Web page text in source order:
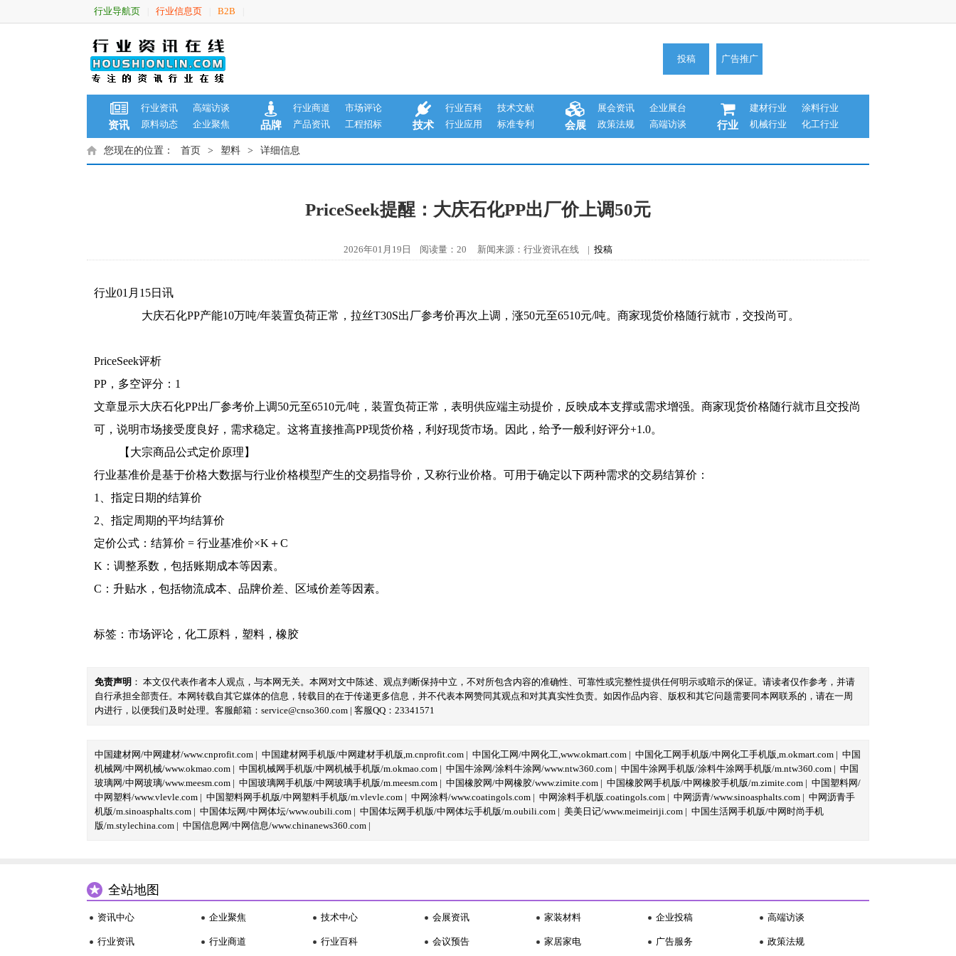
行业导航页 行业信息页 B2B
投稿 广告推广
资讯
行业资讯
高端访谈
原料动态
企业聚焦 品牌
行业商道
市场评论
产品资讯
工程招标 技术
行业百科
技术文献
行业应用
标准专利 会展
展会资讯
企业展台
政策法规
高端访谈 行业
建材行业
涂料行业
机械行业
化工行业
您现在的位置： 首页 > 塑料 > 详细信息
PriceSeek提醒：大庆石化PP出厂价上调50元
2026年01月19日 阅读量：20 新闻来源：行业资讯在线 | 投稿
行业01月15日讯
大庆石化PP产能10万吨/年装置负荷正常，拉丝T30S出厂参考价再次上调，涨50元至6510元/吨。商家现货价格随行就市，交投尚可。
PriceSeek评析
PP，多空评分：1
文章显示大庆石化PP出厂参考价上调50元至6510元/吨，装置负荷正常，表明供应端主动提价，反映成本支撑或需求增强。商家现货价格随行就市且交投尚
可，说明市场接受度良好，需求稳定。这将直接推高PP现货价格，利好现货市场。因此，给予一般利好评分+1.0。
【大宗商品公式定价原理】
行业基准价是基于价格大数据与行业价格模型产生的交易指导价，又称行业价格。可用于确定以下两种需求的交易结算价：
1、指定日期的结算价
2、指定周期的平均结算价
定价公式：结算价 = 行业基准价×K＋C
K：调整系数，包括账期成本等因素。
C：升贴水，包括物流成本、品牌价差、区域价差等因素。
标签： 市场评论 ， 化工原料 ， 塑料 ， 橡胶
免责声明 ： 本文仅代表作者本人观点，与本网无关。本网对文中陈述、观点判断保持中立，不对所包含内容的准确性、可靠性或完整性提供任何明示或暗示的保证。请读者仅作参考，并请
自行承担全部责任。本网转载自其它媒体的信息，转载目的在于传递更多信息，并不代表本网赞同其观点和对其真实性负责。如因作品内容、版权和其它问题需要同本网联系的，请在一周
内进行，以便我们及时处理。客服邮箱：service@cnso360.com | 客服QQ：23341571
中国建材网/中网建材/www.cnprofit.com | 中国建材网手机版/中网建材手机版,m.cnprofit.com | 中国化工网/中网化工,www.okmart.com | 中国化工网手机版/中网化工手机版,m.okmart.com | 中国
机械网/中网机械/www.okmao.com | 中国机械网手机版/中网机械手机版/m.okmao.com | 中国牛涂网/涂料牛涂网/www.ntw360.com | 中国牛涂网手机版/涂料牛涂网手机版/m.ntw360.com | 中国
玻璃网/中网玻璃/www.meesm.com | 中国玻璃网手机版/中网玻璃手机版/m.meesm.com | 中国橡胶网/中网橡胶/www.zimite.com | 中国橡胶网手机版/中网橡胶手机版/m.zimite.com | 中国塑料网/
中网塑料/www.vlevle.com | 中国塑料网手机版/中网塑料手机版/m.vlevle.com | 中网涂料/www.coatingols.com | 中网涂料手机版.coatingols.com | 中网沥青/www.sinoasphalts.com | 中网沥青手
机版/m.sinoasphalts.com | 中国体坛网/中网体坛/www.oubili.com | 中国体坛网手机版/中网体坛手机版/m.oubili.com | 美美日记/www.meimeiriji.com | 中国生活网手机版/中网时尚手机
版/m.stylechina.com | 中国信息网/中网信息/www.chinanews360.com |
全站地图
资讯中心
行业资讯
企业聚焦
行业商道
技术中心
行业百科
会展资讯
会议预告
家装材料
家居家电
企业投稿
广告服务
高端访谈
政策法规